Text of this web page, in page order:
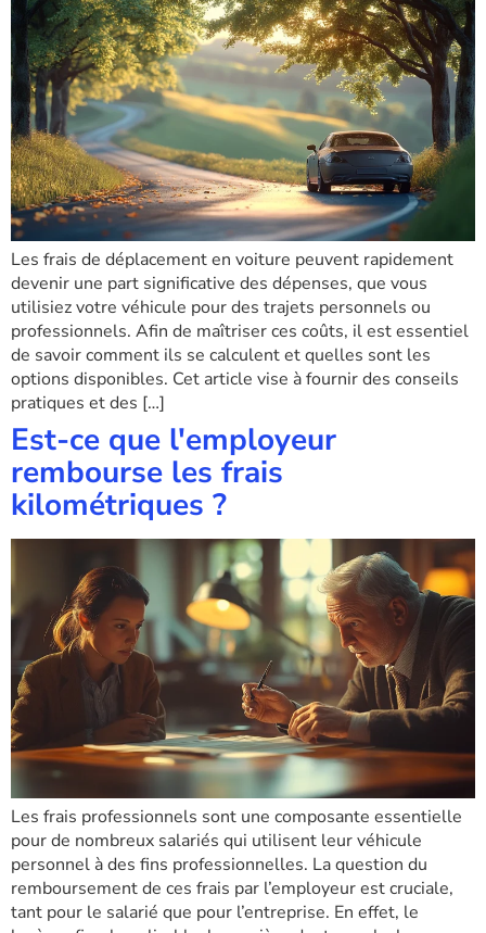
Les frais de déplacement en voiture peuvent rapidement
devenir une part significative des dépenses, que vous
utilisiez votre véhicule pour des trajets personnels ou
professionnels. Afin de maîtriser ces coûts, il est essentiel
de savoir comment ils se calculent et quelles sont les
options disponibles. Cet article vise à fournir des conseils
pratiques et des […]
Est-ce que l'employeur
rembourse les frais
kilométriques ?
Les frais professionnels sont une composante essentielle
pour de nombreux salariés qui utilisent leur véhicule
personnel à des fins professionnelles. La question du
remboursement de ces frais par l’employeur est cruciale,
tant pour le salarié que pour l’entreprise. En effet, le